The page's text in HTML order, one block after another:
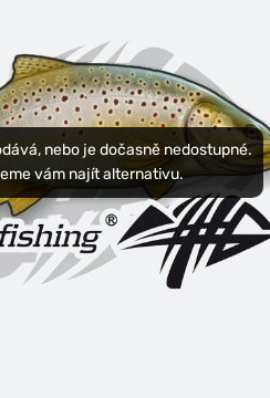
nebo je dočasně nedostupné.
vám najít alternativu.